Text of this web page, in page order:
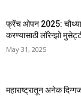
फ्रेंच ओपन 2025: चौथ्या
करण्यासाठी लॉरेन्झो
May 31, 2025
महाराष्ट्रातून अनेक